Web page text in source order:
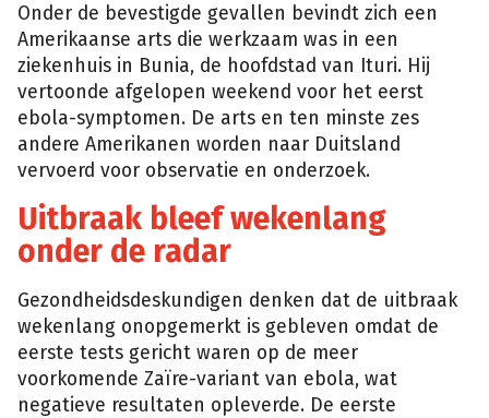
Onder de bevestigde gevallen bevindt zich een
Amerikaanse arts die werkzaam was in een
ziekenhuis in Bunia, de hoofdstad van Ituri. Hij
vertoonde afgelopen weekend voor het eerst
ebola-symptomen. De arts en ten minste zes
andere Amerikanen worden naar Duitsland
vervoerd voor observatie en onderzoek.
Uitbraak bleef wekenlang
onder de radar
Gezondheidsdeskundigen denken dat de uitbraak
wekenlang onopgemerkt is gebleven omdat de
eerste tests gericht waren op de meer
voorkomende Zaïre-variant van ebola, wat
negatieve resultaten opleverde. De eerste